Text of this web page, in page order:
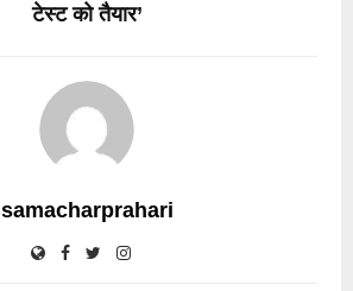
टेस्ट को तैयार’
samacharprahari